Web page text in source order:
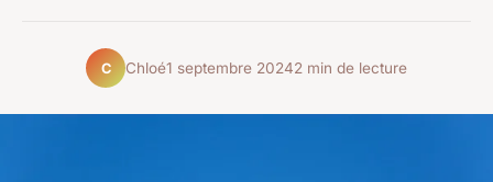
C Chloé1 septembre 20242 min de lecture